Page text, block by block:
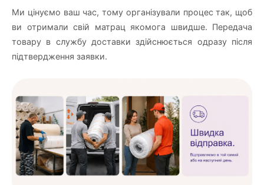
Ми цінуємо ваш час, тому організували процес так, щоб
ви отримали свій матрац якомога швидше. Передача
товару в службу доставки здійснюється одразу після
підтвердження заявки.